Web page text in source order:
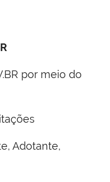
por meio do
Adotante,